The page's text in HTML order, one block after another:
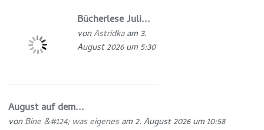
Bücherlese Juli...
vonAstridkaam 3.
August 2026 um 5:30
August auf dem...
vonBine &#124; was eigenesam 2. August 2026 um 10:58